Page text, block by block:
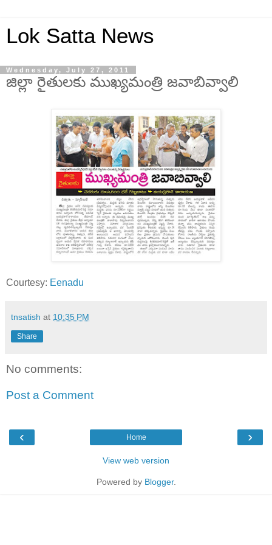
Lok Satta News
Wednesday, July 27, 2011
జిల్లా రైతులకు ముఖ్యమంత్రి జవాబివ్వాలి
Courtesy: Eenadu
tnsatish at 10:35 PM
Share
No comments:
Post a Comment
‹ ›
Home
View web version
Powered by Blogger.